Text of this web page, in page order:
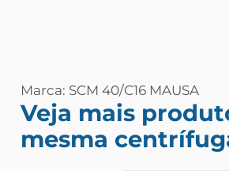
Marca: SCM 40/C16 MAUSA
Veja mais
mesma